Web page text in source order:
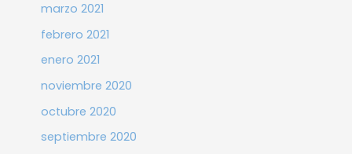
marzo 2021
febrero 2021
enero 2021
noviembre 2020
octubre 2020
septiembre 2020